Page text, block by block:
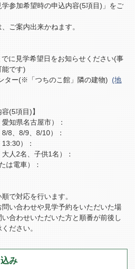
参加希望時の申込内容(5項目)」をご
ご案内出来かねます。
に見学希望日をお知らせください(事
能です)
ター(※「つちのこ館」隣の建物) (地
(5項目)】
知県名古屋市）：
、8/9、8/10）：
）：
2名、子供1名）：
電車）：
で対応を行います。
い合わせや見学予約をいただいた場
合わせいただいた方と順番が前後し
ださい。
み